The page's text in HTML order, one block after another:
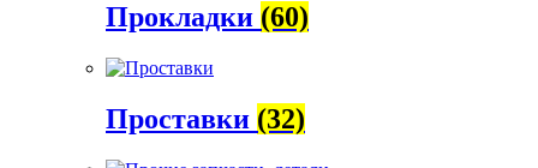
Прокладки (60)
Проставки (32)